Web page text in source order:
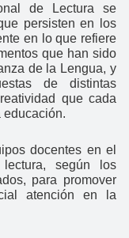
de Lectura se
persisten en los
en lo que refiere
que han sido
de la Lengua, y
de distintas
que cada
educación.
docentes en el
según los
para promover
atención en la